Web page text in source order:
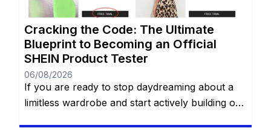
Cracking the Code: The Ultimate
Blueprint to Becoming an Official
SHEIN Product Tester
06/08/2026
If you are ready to stop daydreaming about a
limitless wardrobe and start actively building one